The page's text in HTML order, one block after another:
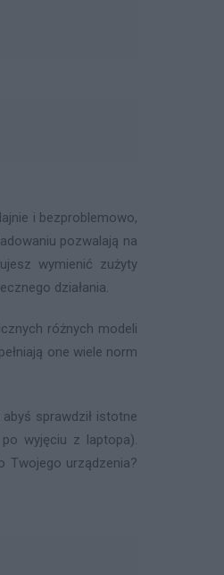
i bezproblemowo,
pozwalają na
wymienić zużyty
działania.
różnych modeli
one wiele norm
sprawdził istotne
wyjęciu z laptopa).
Twojego urządzenia?